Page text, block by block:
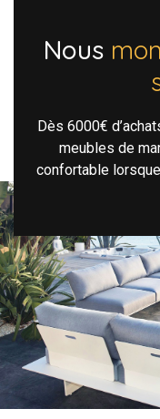
Nous
Dès 6000€
meubles de
confortable